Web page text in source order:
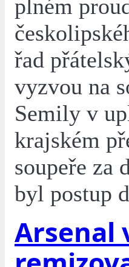
plném
řad
vyzvou na
Semily v
krajském
soupeře za
byl postup
Arsenal